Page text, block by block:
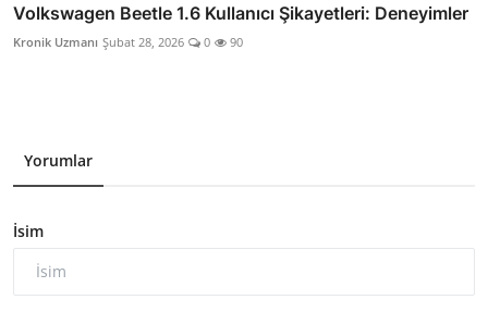
Volkswagen Beetle 1.6 Kullanıcı Şikayetleri: Deneyimler
Kronik Uzmanı Şubat 28, 2026 0 90
Yorumlar
İsim